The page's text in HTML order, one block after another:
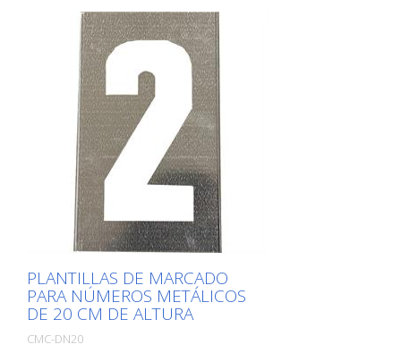
PLANTILLAS DE MARCADO
PARA NÚMEROS METÁLICOS
DE 20 CM DE ALTURA
CMC-DN20